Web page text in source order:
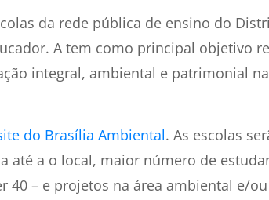
da rede pública de ensino do
A tem como principal objetivo
integral, ambiental e patrimonial
do Brasília Ambiental. As escolas
até a o local, maior número de
40 – e projetos na área ambiental e/